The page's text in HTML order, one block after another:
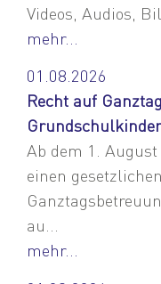
Videos, Audios,
mehr...
01.08.2026
Recht auf
Grundschulkinder
Ab dem 1.
einen
au...
mehr...